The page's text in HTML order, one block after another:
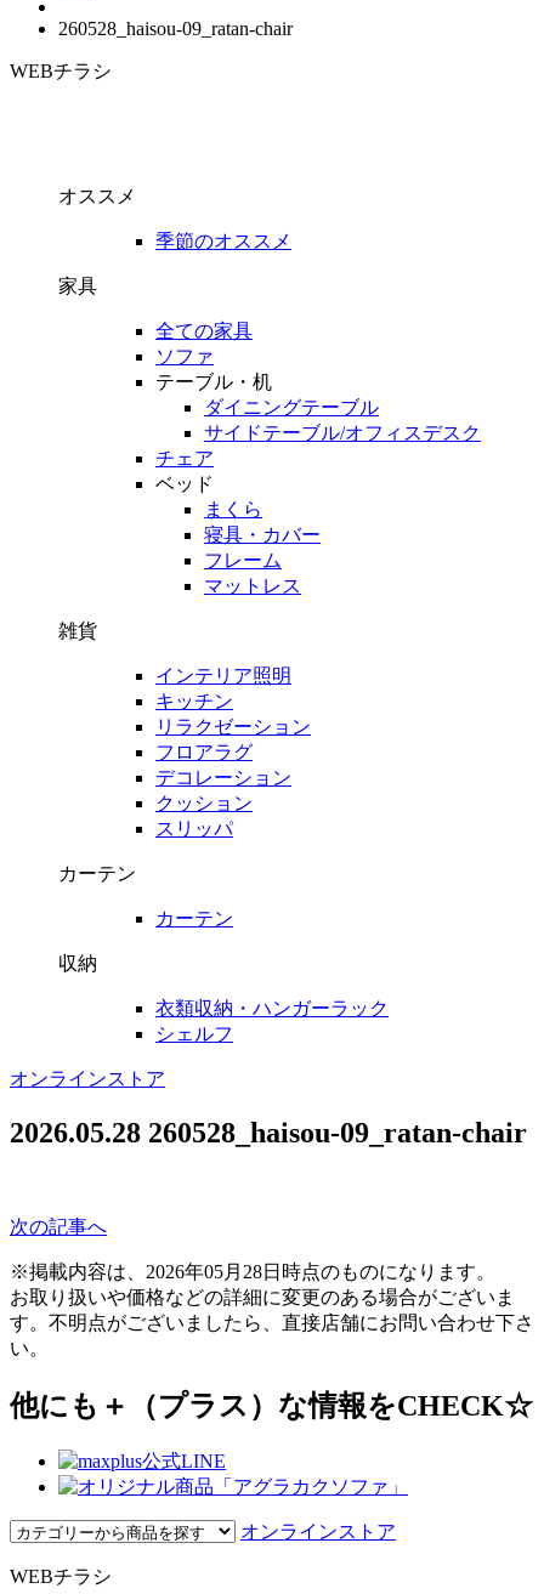
260528_haisou-09_ratan-chair
WEBチラシ
オススメ
季節のオススメ
家具
全ての家具
ソファ
テーブル・机
ダイニングテーブル
サイドテーブル/オフィスデスク
チェア
ベッド
まくら
寝具・カバー
フレーム
マットレス
雑貨
インテリア照明
キッチン
リラクゼーション
フロアラグ
デコレーション
クッション
スリッパ
カーテン
カーテン
収納
衣類収納・ハンガーラック
シェルフ
オンラインストア
2026.05.28 260528_haisou-09_ratan-chair
次の記事へ
※掲載内容は、2026年05月28日時点のものになります。
お取り扱いや価格などの詳細に変更のある場合がございま
す。不明点がございましたら、直接店舗にお問い合わせ下さ
い。
他にも＋（プラス）な情報をCHECK☆
オンラインストア
WEBチラシ